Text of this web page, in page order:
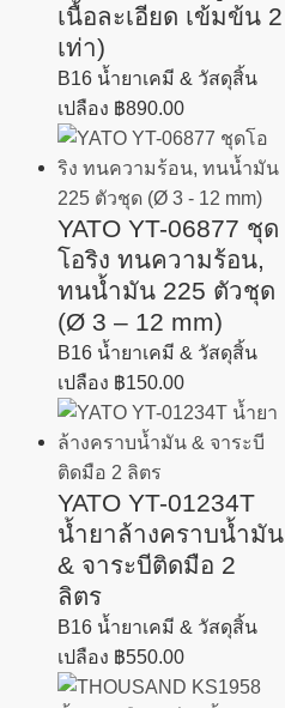
เนื้อละเอียด เข้มข้น 2
เท่า)
B16 น้ำยาเคมี & วัสดุสิ้น
เปลือง ฿890.00
YATO YT-06877 ชุด
โอริง ทนความร้อน,
ทนน้ำมัน 225 ตัวชุด
(Ø 3 – 12 mm)
B16 น้ำยาเคมี & วัสดุสิ้น
เปลือง ฿150.00
YATO YT-01234T
น้ำยาล้างคราบน้ำมัน
& จาระบีติดมือ 2
ลิตร
B16 น้ำยาเคมี & วัสดุสิ้น
เปลือง ฿550.00